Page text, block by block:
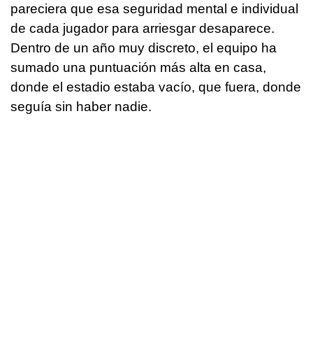
pareciera que esa seguridad mental e individual
de cada jugador para arriesgar desaparece.
Dentro de un año muy discreto, el equipo ha
sumado una puntuación más alta en casa,
donde el estadio estaba vacío, que fuera, donde
seguía sin haber nadie.